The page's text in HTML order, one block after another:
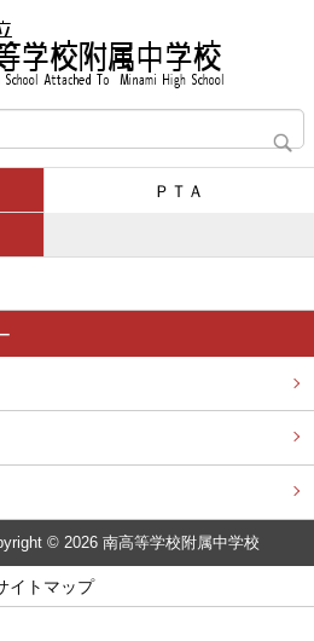
ＰＴＡ
© 2026 南高等学校附属中学校
イトマップ